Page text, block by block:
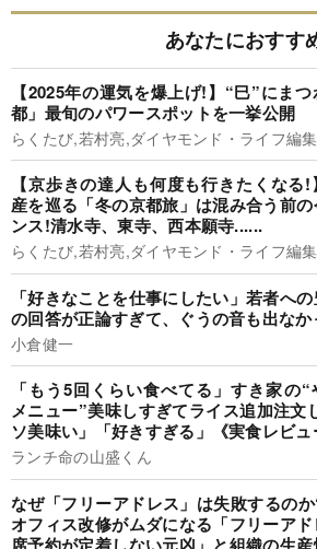
あなたにおすす
【2025年の運気を爆上げ!】“巳”にま
都」最旬のパワースポットを一挙公開
らくたび,若村亮,ダイヤモンド・ライフ編
【京歩きの達人も何度も行きたくなる
産を巡る「冬の京都旅」は混み合う前の
ンス!清水寺、東寺、西本願寺......
らくたび,若村亮,ダイヤモンド・ライフ編
「好きなことを仕事にしたい」若者へ
の回答が正論すぎて、ぐうの音も出なか
小倉健一
「もう5回くらい食べてる」すき家の
メニュー”美味しすぎてライス追加注文
ソ美味い」「好きすぎる」《実食レビュ
ランチ命の山盛くん
なぜ「フリーアドレス」は失敗するの
オフィス改修がムダになる「フリーア